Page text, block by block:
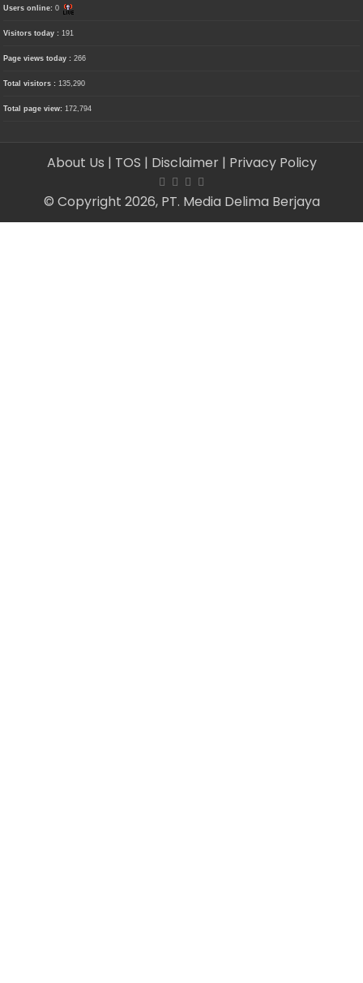
Users online:0
Visitors today :191
Page views today :266
Total visitors :135,290
Total page view:172,794
About Us | TOS | Disclaimer | Privacy Policy
© Copyright 2026, PT. Media Delima Berjaya